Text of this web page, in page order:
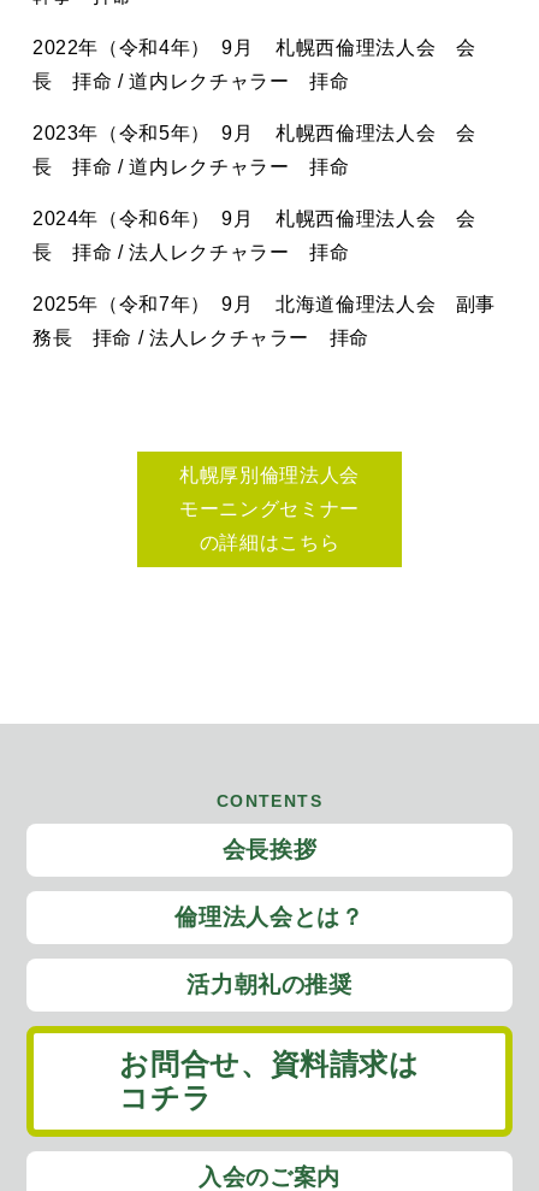
2022年（令和4年） 9月 札幌西倫理法人会 会
長 拝命 / 道内レクチャラー 拝命
2023年（令和5年） 9月 札幌西倫理法人会 会
長 拝命 / 道内レクチャラー 拝命
2024年（令和6年） 9月 札幌西倫理法人会 会
長 拝命 / 法人レクチャラー 拝命
2025年（令和7年） 9月 北海道倫理法人会 副事
務長 拝命 / 法人レクチャラー 拝命
札幌厚別倫理法人会
モーニングセミナー
の詳細はこちら
CONTENTS
会長挨拶
倫理法人会とは？
活力朝礼の推奨
お問合せ、 資料請求は
コチラ
入会のご案内